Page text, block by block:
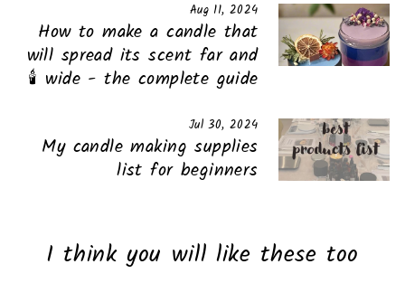
Aug 11, 2024
How to make a candle that
will spread its scent far and
wide - the complete guide 🕯️
Jul 30, 2024
My candle making supplies
list for beginners
I think you will like these too